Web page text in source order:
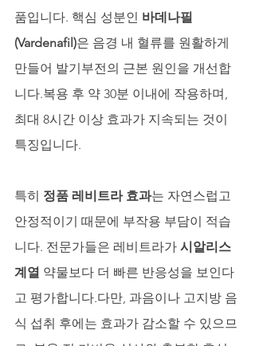
품입니다. 핵심 성분인 바데나필
(Vardenafil)은 음경 내 혈류를 원활하게
만들어 발기부전의 근본 원인을 개선합
니다.복용 후 약 30분 이내에 작용하며,
최대 8시간 이상 효과가 지속되는 것이
특징입니다.
특히 정품 레비트라 효과는 자연스럽고
안정적이기 때문에 부작용 부담이 적습
니다. 전문가들은 레비트라가 시알리스
계열 약물보다 더 빠른 반응성을 보인다
고 평가합니다.다만, 과음이나 고지방 음
식 섭취 후에는 효과가 감소할 수 있으므